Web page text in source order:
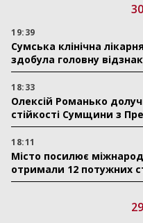
19:39
Сумська клінічна
здобула головну
18:33
Олексій Романько
стійкості Сумщини з
18:11
Місто посилює
отримали 12 потужних